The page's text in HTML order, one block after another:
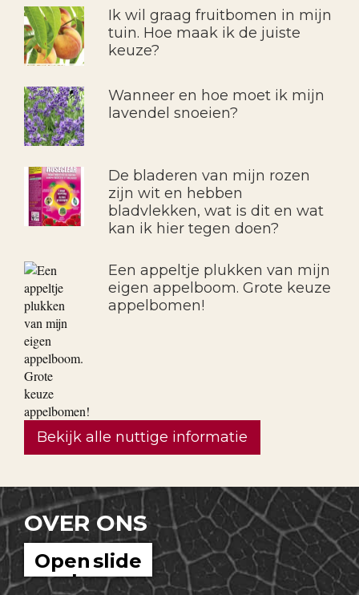
Ik wil graag fruitbomen in mijn
tuin. Hoe maak ik de juiste
keuze?
Wanneer en hoe moet ik mijn
lavendel snoeien?
De bladeren van mijn rozen
zijn wit en hebben
bladvlekken, wat is dit en wat
kan ik hier tegen doen?
Een appeltje plukken van mijn
eigen appelboom. Grote keuze
appelbomen!
Bekijk alle nuttige informatie
OVER ONS
Open slide
show